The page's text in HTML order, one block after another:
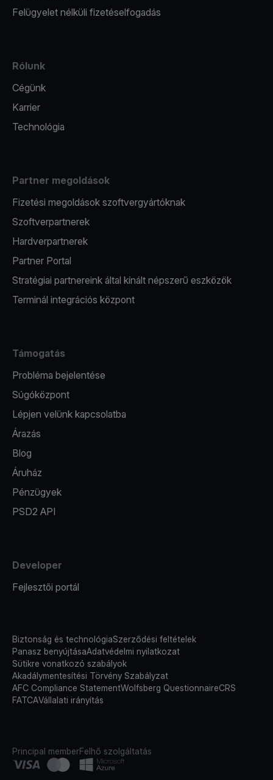
Felügyelet nélküli fizetéselfogadás
Rólunk
Cégünk
Karrier
Technológia
Partner megoldások
Fizetési megoldások szoftvergyártóknak
Szoftverpartnerek
Hardverpartnerek
Partner Portal
Stratégiai partnereink által kínált népszerű eszközök
Terminál integrációs központ
Támogatás
Probléma bejelentése
Súgóközpont
Lépjen velünk kapcsolatba
Árazás
Blog
Áruház
Pénzügyek
PSD2 API
Developer
Fejlesztői portál
Biztonság és technológiaSzerződési feltételek
Panasz benyújtásaAdatvédelmi nyilatkozat
Sütikre vonatkozó szabályok
Akadálymentesítési Törvény Szabályzat
AFC Compliance StatementWolfsberg QuestionnaireCRS
FATCAVállalati irányítás
Principal memberFelhő szolgáltatás